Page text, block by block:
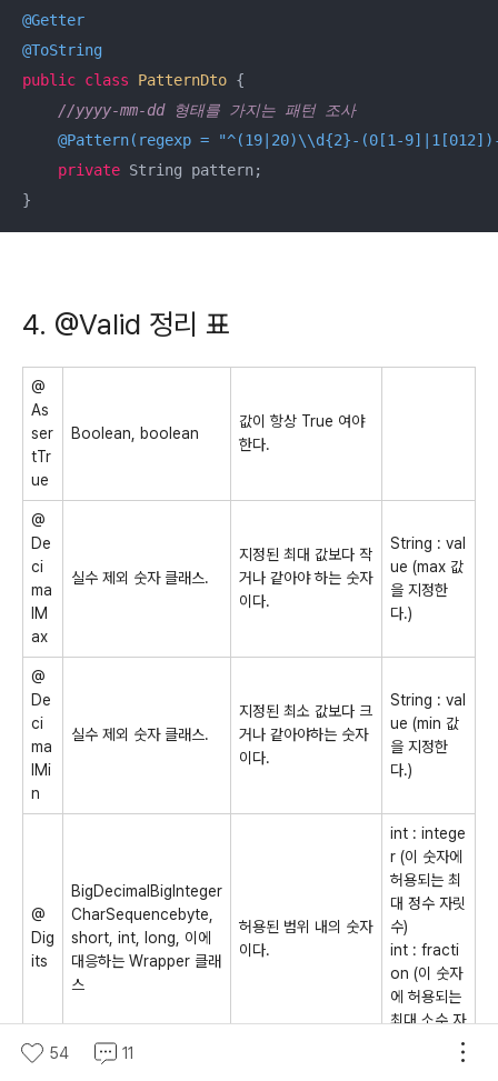
@Getter
@ToString
public class PatternDto {
//yyyy-mm-dd 형태를 가지는 패턴 조사
@Pattern(regexp = "^(19|20)\\d{2}-(0[1-
private String pattern;
4. @Valid 정리 표
@
As
ser
tTr
ue
Boolean, boolean
값이 항상 True 여야
한다.
@
De
ci
ma
lM
ax
실수 제외 숫자 클래스.
지정된 최대 값보다 작
거나 같아야 하는 숫자
이다.
String : val
ue (max 값
을 지정한
다.)
@
De
ci
ma
lMi
n
실수 제외 숫자 클래스.
지정된 최소 값보다 크
거나 같아야하는 숫자
이다.
String : val
ue (min 값
을 지정한
다.)
@
Dig
its
BigDecimalBigInteger
CharSequencebyte,
short, int, long, 이에
대응하는 Wrapper 클래
스
허용된 범위 내의 숫자
이다.
int : intege
r (이 숫자에
허용되는 최
대 정수 자릿
수)
int : fracti
on (이 숫자
에 허용되는
최대 소수 자
54 11